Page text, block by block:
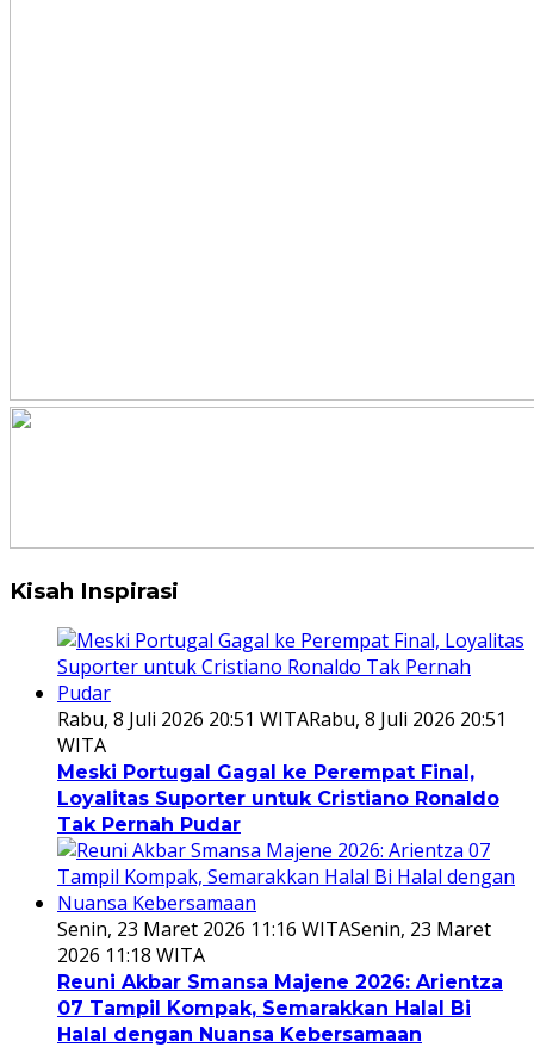
Kisah Inspirasi
Rabu, 8 Juli 2026 20:51 WITARabu, 8 Juli 2026 20:51
WITA
Meski Portugal Gagal ke Perempat Final,
Loyalitas Suporter untuk Cristiano Ronaldo
Tak Pernah Pudar
Senin, 23 Maret 2026 11:16 WITASenin, 23 Maret
2026 11:18 WITA
Reuni Akbar Smansa Majene 2026: Arientza
07 Tampil Kompak, Semarakkan Halal Bi
Halal dengan Nuansa Kebersamaan